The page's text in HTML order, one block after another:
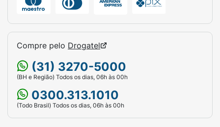
Compre pelo Drogatel
(31) 3270-5000
(BH e Região) Todos os dias, 06h às 00h
0300.313.1010
(Todo Brasil) Todos os dias, 06h às 00h